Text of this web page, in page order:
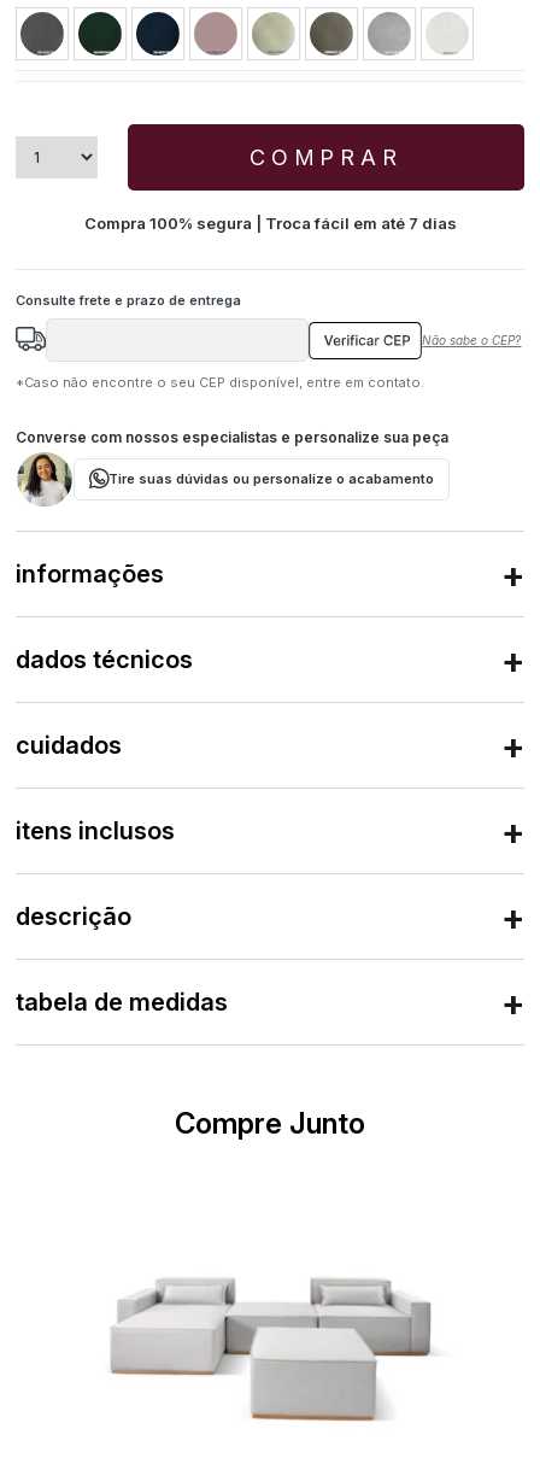
informações
dados técnicos
cuidados
itens inclusos
descrição
tabela de medidas
COMPRAR
Compra 100% segura | Troca fácil em até 7 dias
Não sabe o CEP?
*Caso não encontre o seu CEP disponível, entre em contato.
Converse com nossos especialistas e personalize sua peça
Tire suas dúvidas ou personalize o acabamento
Compre Junto